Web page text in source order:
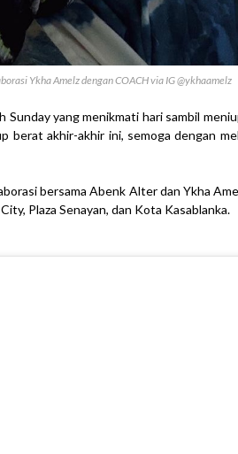
Ykha Amelz dengan COACH via IG @ykhaamelz
Sunday yang menikmati hari sambil
berat akhir-akhir ini, semoga dengan
bersama Abenk Alter dan Ykha
Plaza Senayan, dan Kota Kasablanka.